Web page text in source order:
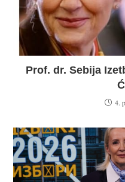
Prof. dr. Sebija
4.